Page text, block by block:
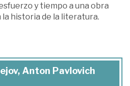
y tiempo a una obra
la historia de la literatura.
Anton Pavlovich